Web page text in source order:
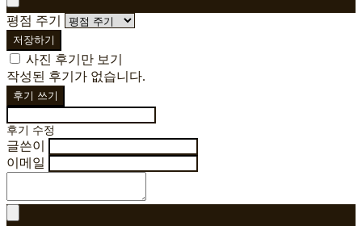
평점 주기
저장하기
사진 후기만 보기
작성된 후기가 없습니다.
후기 쓰기
후기 수정
글쓴이
이메일